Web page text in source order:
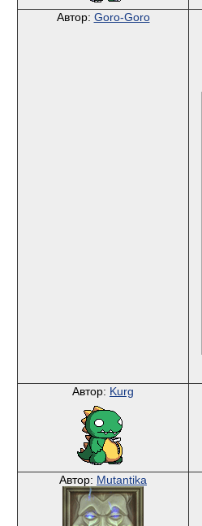
Автор: Goro-Goro
Автор: Kurg
Автор: Mutantika